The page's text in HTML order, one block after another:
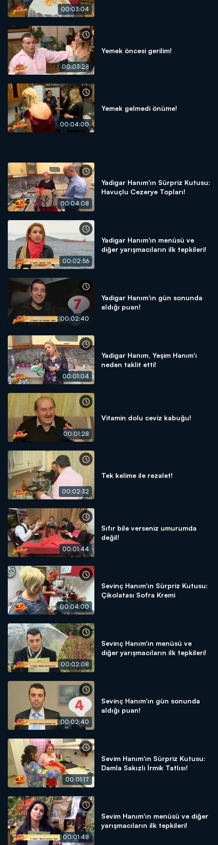
00:03:04
00:03:28
Yemek öncesi gerilim!
00:04:00
Yemek gelmedi önüme!
00:04:08
Yadigar Hanım'ın Sürpriz Kutusu:
Havuçlu Cezerye Topları!
00:02:56
Yadigar Hanım'ın menüsü ve
diğer yarışmacıların ilk tepkileri!
00:02:40
Yadigar Hanım'ın gün sonunda
aldığı puan!
00:01:04
Yadigar Hanım, Yeşim Hanım'ı
neden taklit etti!
00:01:28
Vitamin dolu ceviz kabuğu!
00:02:32
Tek kelime ile rezalet!
00:01:44
Sıfır bile verseniz umurumda
değil!
00:04:00
Sevinç Hanım'ın Sürpriz Kutusu:
Çikolatası Sofra Kremi
00:02:08
Sevinç Hanım'ın menüsü ve
diğer yarışmacıların ilk tepkileri!
00:02:40
Sevinç Hanım'ın gün sonunda
aldığı puan!
00:01:17
Sevim Hanım'ın Sürpriz Kutusu:
Damla Sakızlı İrmik Tatlısı!
00:01:48
Sevim Hanım'ın menüsü ve diğer
yarışmacıların ilk tepkileri!